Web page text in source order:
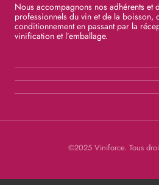
Nous accompagnons nos adhérents et
professionnels du vin et de la boisson,
conditionnement en passant par la
vinification et l’emballage.
©2025 Viniforce. Tous